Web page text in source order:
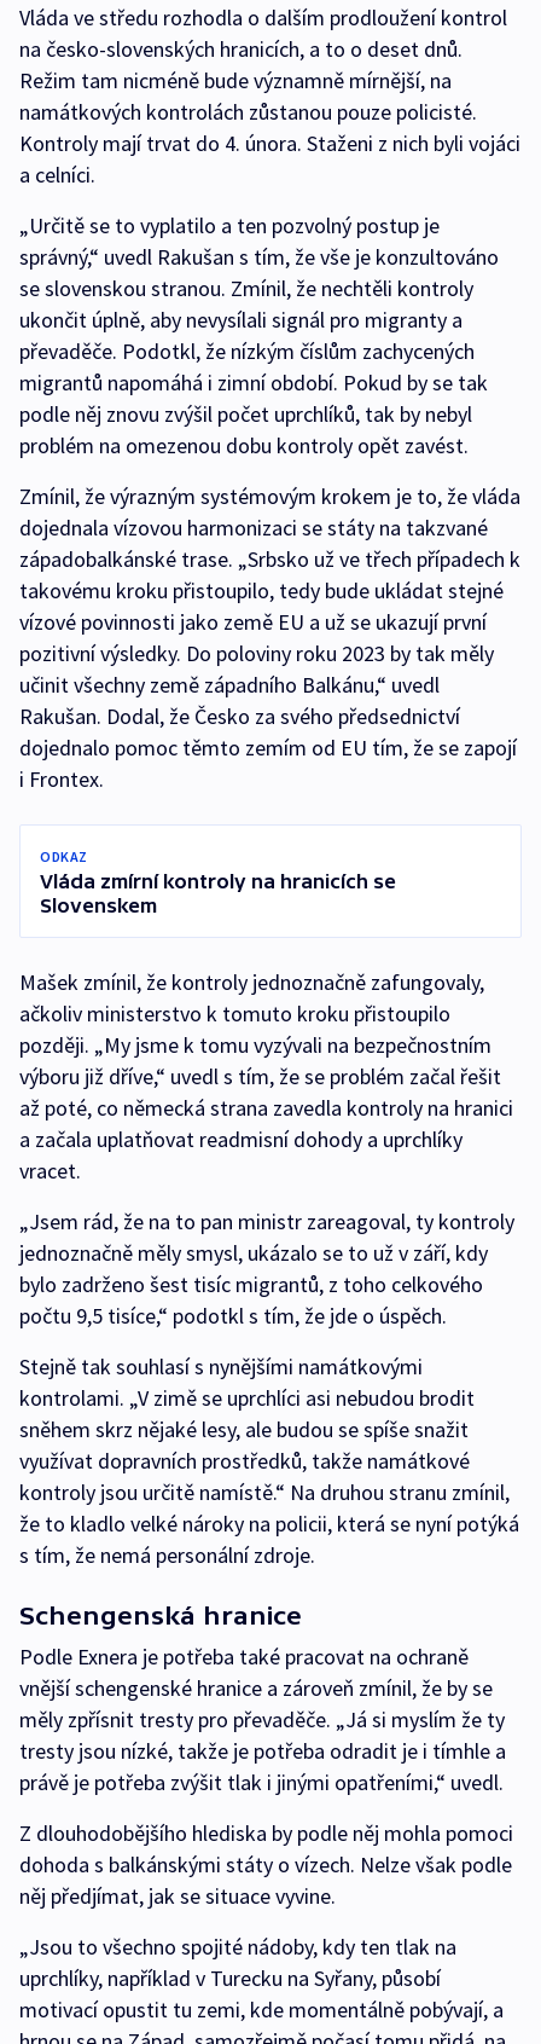
Vláda ve středu rozhodla o dalším prodloužení kontrol
na česko-slovenských hranicích, a to o deset dnů.
Režim tam nicméně bude významně mírnější, na
namátkových kontrolách zůstanou pouze policisté.
Kontroly mají trvat do 4. února. Staženi z nich byli vojáci
a celníci.
„Určitě se to vyplatilo a ten pozvolný postup je
správný,“ uvedl Rakušan s tím, že vše je konzultováno
se slovenskou stranou. Zmínil, že nechtěli kontroly
ukončit úplně, aby nevysílali signál pro migranty a
převaděče. Podotkl, že nízkým číslům zachycených
migrantů napomáhá i zimní období. Pokud by se tak
podle něj znovu zvýšil počet uprchlíků, tak by nebyl
problém na omezenou dobu kontroly opět zavést.
Zmínil, že výrazným systémovým krokem je to, že vláda
dojednala vízovou harmonizaci se státy na takzvané
západobalkánské trase. „Srbsko už ve třech případech k
takovému kroku přistoupilo, tedy bude ukládat stejné
vízové povinnosti jako země EU a už se ukazují první
pozitivní výsledky. Do poloviny roku 2023 by tak měly
učinit všechny země západního Balkánu,“ uvedl
Rakušan. Dodal, že Česko za svého předsednictví
dojednalo pomoc těmto zemím od EU tím, že se zapojí
i Frontex.
ODKAZ
Vláda zmírní kontroly na hranicích se
Slovenskem
Mašek zmínil, že kontroly jednoznačně zafungovaly,
ačkoliv ministerstvo k tomuto kroku přistoupilo
později. „My jsme k tomu vyzývali na bezpečnostním
výboru již dříve,“ uvedl s tím, že se problém začal řešit
až poté, co německá strana zavedla kontroly na hranici
a začala uplatňovat readmisní dohody a uprchlíky
vracet.
„Jsem rád, že na to pan ministr zareagoval, ty kontroly
jednoznačně měly smysl, ukázalo se to už v září, kdy
bylo zadrženo šest tisíc migrantů, z toho celkového
počtu 9,5 tisíce,“ podotkl s tím, že jde o úspěch.
Stejně tak souhlasí s nynějšími namátkovými
kontrolami. „V zimě se uprchlíci asi nebudou brodit
sněhem skrz nějaké lesy, ale budou se spíše snažit
využívat dopravních prostředků, takže namátkové
kontroly jsou určitě namístě.“ Na druhou stranu zmínil,
že to kladlo velké nároky na policii, která se nyní potýká
s tím, že nemá personální zdroje.
Schengenská hranice
Podle Exnera je potřeba také pracovat na ochraně
vnější schengenské hranice a zároveň zmínil, že by se
měly zpřísnit tresty pro převaděče. „Já si myslím že ty
tresty jsou nízké, takže je potřeba odradit je i tímhle a
právě je potřeba zvýšit tlak i jinými opatřeními,“ uvedl.
Z dlouhodobějšího hlediska by podle něj mohla pomoci
dohoda s balkánskými státy o vízech. Nelze však podle
něj předjímat, jak se situace vyvine.
„Jsou to všechno spojité nádoby, kdy ten tlak na
uprchlíky, například v Turecku na Syřany, působí
motivací opustit tu zemi, kde momentálně pobývají, a